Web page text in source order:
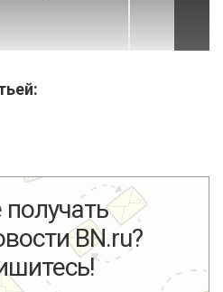
BN.ru?